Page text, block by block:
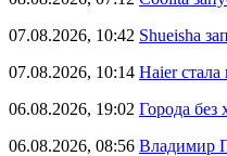
07.08.2026, 10:42 Shueisha
07.08.2026, 10:14 Haier
06.08.2026, 19:02 Города без
06.08.2026, 08:56 Владимир